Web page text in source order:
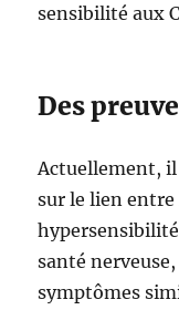
sensibilité aux
Des
Actuellement, il
sur le lien
santé
symptômes